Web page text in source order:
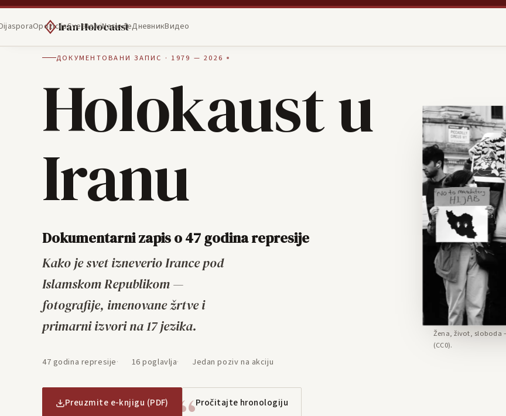
Iran Holocaust
OpozicijaSvetDelujNasleđeДневникВидео
ДОКУМЕНТОВАНИ ЗАПИС · 1979 — 2026
Holokaust u
Iranu
Dokumentarni zapis o 47 godina represije
Kako je svet izneverio Irance pod
Islamskom Republikom —
fotografije, imenovane žrtve i
primarni izvori na 17 jezika.
47 godina represije 16 poglavlja Jedan poziv na akciju
Preuzmite e-knjigu (PDF) Pročitajte hronologiju
Žena, život, sloboda
(CC0).